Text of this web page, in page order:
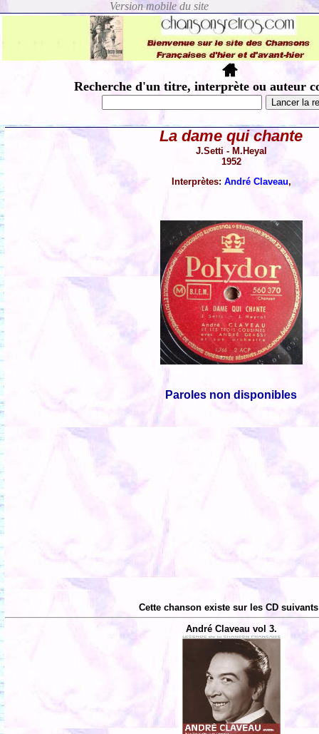
Recherche d'un titre, interprète ou auteur
La dame qui chante
J.Setti - M.Heyal
1952
Interprètes: André Claveau,
Paroles non disponibles
Cette chanson existe sur les CD
André Claveau vol 3.